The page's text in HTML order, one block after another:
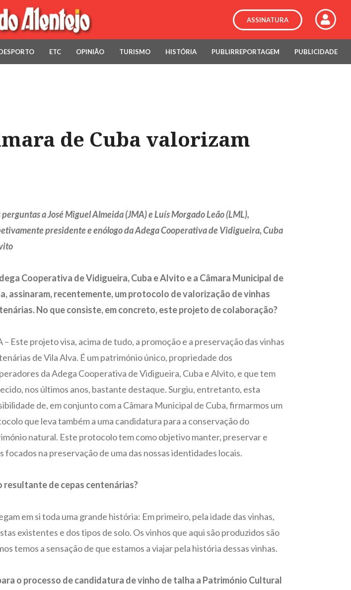
ASSINATURA
ETC OPINIÃO TURISMO HISTÓRIA PUBLIRREPORTAGEM PUBLICIDADE
de Cuba valorizam
perguntas a José Miguel Almeida (JMA) e Luís Morgado Leão (LML),
presidente e enólogo da Adega Cooperativa de Vidigueira, Cuba
Cooperativa de Vidigueira, Cuba e Alvito e a Câmara Municipal de
assinaram, recentemente, um protocolo de valorização de vinhas
No que consiste, em concreto, este projeto de colaboração?
– Este projeto visa, acima de tudo, a promoção e a preservação das vinhas
de Vila Alva. É um património único, propriedade dos
da Adega Cooperativa de Vidigueira, Cuba e Alvito, e que tem
nos últimos anos, bastante destaque. Surgiu, entretanto, esta
de, em conjunto com a Câmara Municipal de Cuba, firmarmos um
que leva também a uma candidatura para a conservação do
natural. Este protocolo tem como objetivo manter, preservar e
na preservação de uma das nossas identidades locais.
de cepas centenárias?
em si toda uma grande história: Em primeiro, pela idade das vinhas,
existentes e dos tipos de solo. Os vinhos que aqui são produzidos são
temos a sensação de que estamos a viajar pela história dessas vinhas.
o processo de candidatura de vinho de talha a Património Cultural